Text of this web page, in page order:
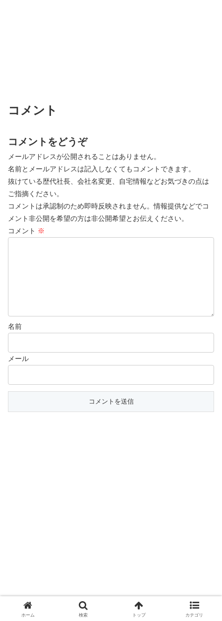
コメント
コメントをどうぞ
メールアドレスが公開されることはありません。
名前とメールアドレスは記入しなくてもコメントできます。
抜けている歴代社長、会社名変更、自宅情報などお気づきの点は
ご指摘ください。
コメントは承認制のため即時反映されません。情報提供などでコ
メント非公開を希望の方は非公開希望とお伝えください。
コメント ※
名前
メール
ホーム 検索 トップ カテゴリ